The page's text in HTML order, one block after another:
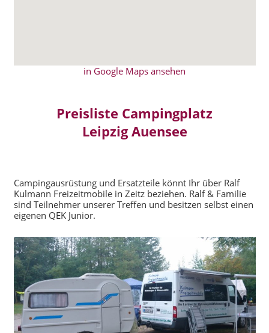
in Google Maps ansehen
Preisliste Campingplatz
Leipzig Auensee
Campingausrüstung und Ersatzteile könnt Ihr über Ralf
Kulmann Freizeitmobile in Zeitz beziehen. Ralf & Familie
sind Teilnehmer unserer Treffen und besitzen selbst einen
eigenen QEK Junior.